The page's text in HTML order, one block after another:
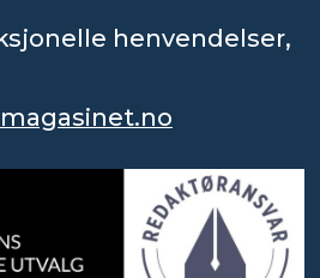
henvendelser,